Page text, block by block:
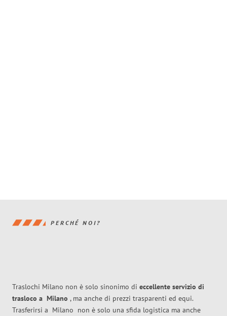
PERCHÉ NOI?
Traslochi Milano non è solo sinonimo di eccellente servizio di
trasloco a Milano , ma anche di prezzi trasparenti ed equi.
Trasferirsi a Milano non è solo una sfida logistica ma anche